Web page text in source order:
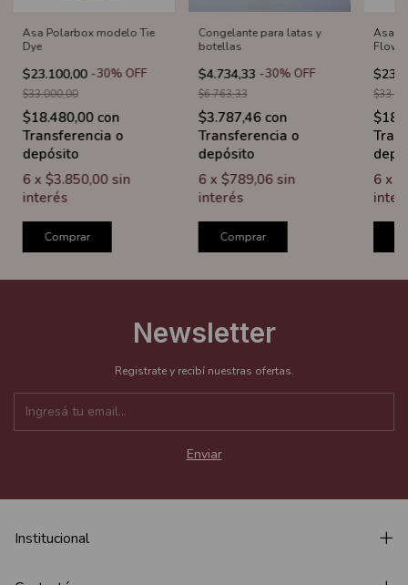
Asa Polarbox modelo Tie
Dye
$23.100,00 -30% OFF
$33.000,00
$18.480,00 con
Transferencia o
depósito
6 x $3.850,00 sin
interés
Comprar
Congelante para latas y
botellas
$4.734,33 -30% OFF
$6.763,33
$3.787,46 con
Transferencia o
depósito
6 x $789,06 sin
interés
Comprar
Asa
Flower
6 x
Newsletter
Registrate y recibí nuestras ofertas.
Institucional